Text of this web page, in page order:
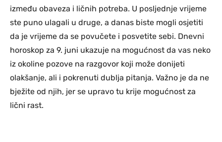
između obaveza i ličnih potreba. U posljednje vrijeme
ste puno ulagali u druge, a danas biste mogli osjetiti
da je vrijeme da se povučete i posvetite sebi. Dnevni
horoskop za 9. juni ukazuje na mogućnost da vas neko
iz okoline pozove na razgovor koji može donijeti
olakšanje, ali i pokrenuti dublja pitanja. Važno je da ne
bježite od njih, jer se upravo tu krije mogućnost za
lični rast.